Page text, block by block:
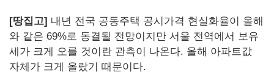
[땅집고] 내년 전국 공동주택 공시가격 현실화율이 올해
와 같은 69%로 동결될 전망이지만 서울 전역에서 보유
세가 크게 오를 것이란 관측이 나온다. 올해 아파트값
자체가 크게 올랐기 때문이다.